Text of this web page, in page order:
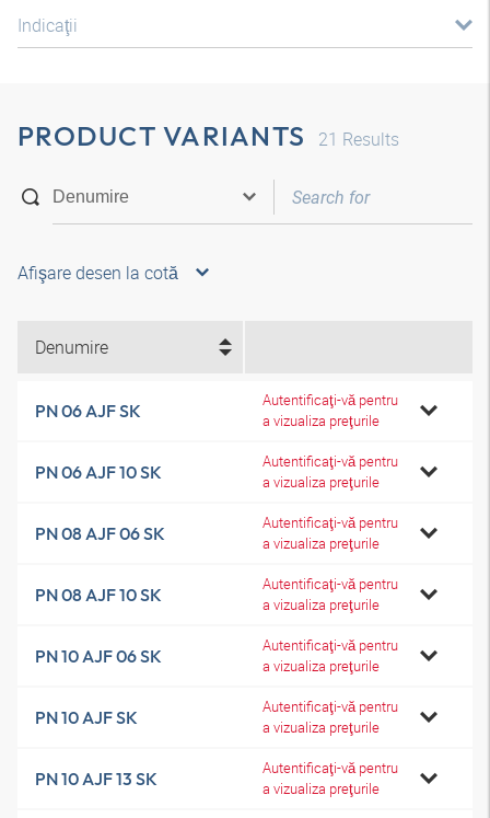
Indicaţii
PRODUCT VARIANTS 21 Results
Afişare desen la cotă
Denumire
PN 06 AJF SK
Autentificaţi-vă pentru
a vizualiza preţurile
PN 06 AJF 10 SK
Autentificaţi-vă pentru
a vizualiza preţurile
PN 08 AJF 06 SK
Autentificaţi-vă pentru
a vizualiza preţurile
PN 08 AJF 10 SK
Autentificaţi-vă pentru
a vizualiza preţurile
PN 10 AJF 06 SK
Autentificaţi-vă pentru
a vizualiza preţurile
PN 10 AJF SK
Autentificaţi-vă pentru
a vizualiza preţurile
PN 10 AJF 13 SK
Autentificaţi-vă pentru
a vizualiza preţurile